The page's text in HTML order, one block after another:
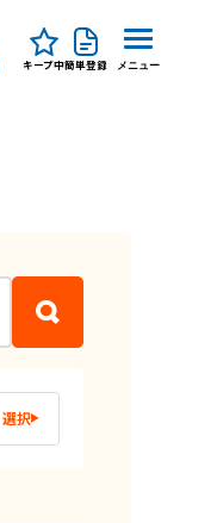
キープ中簡単登録 メニュー
選択